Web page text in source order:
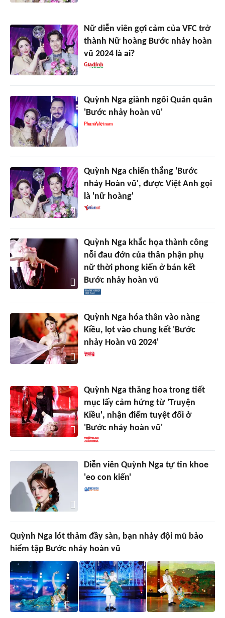
Nữ diễn viên gợi cảm của VFC trở
thành Nữ hoàng Bước nhảy hoàn
vũ 2024 là ai?
Quỳnh Nga giành ngôi Quán quân
'Bước nhảy hoàn vũ'
Quỳnh Nga chiến thắng 'Bước
nhảy Hoàn vũ', được Việt Anh gọi
là 'nữ hoàng'
Quỳnh Nga khắc họa thành công
nỗi đau đớn của thân phận phụ
nữ thời phong kiến ở bán kết
Bước nhảy hoàn vũ
Quỳnh Nga hóa thân vào nàng
Kiều, lọt vào chung kết 'Bước
nhảy Hoàn vũ 2024'
Quỳnh Nga thăng hoa trong tiết
mục lấy cảm hứng từ 'Truyện
Kiều', nhận điểm tuyệt đối ở
'Bước nhảy hoàn vũ'
Diễn viên Quỳnh Nga tự tin khoe
'eo con kiến'
Quỳnh Nga lót thảm đầy sàn, bạn nhảy đội mũ bảo
hiểm tập Bước nhảy hoàn vũ